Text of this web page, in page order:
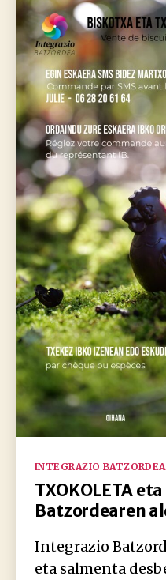
Kategoriak
INTEGRAZIO BATZORDEA
TXOKOLETA
Batzordearen
Integrazio
eta salmenta